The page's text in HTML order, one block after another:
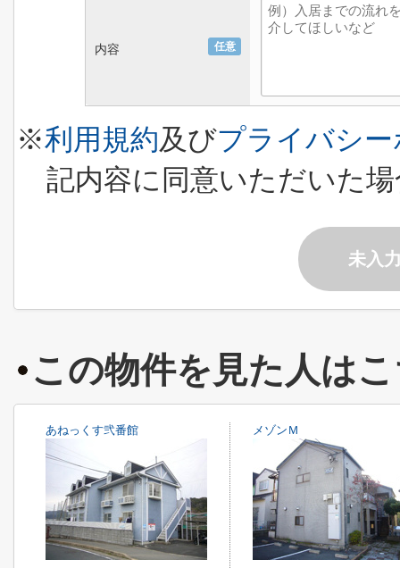
内容 任意
※利用規約及びプライバシ
記内容に同意いただいた
未入
この物件を見た人は
あねっくす弐番館 メゾンＭ